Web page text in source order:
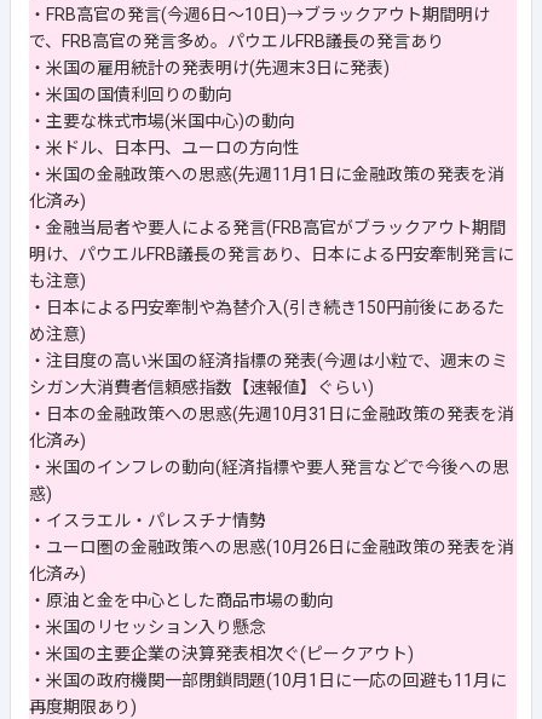
・FRB高官の発言(今週6日～10日)→ブラックアウト期間明け
で、FRB高官の発言多め。パウエルFRB議長の発言あり
・米国の雇用統計の発表明け(先週末3日に発表)
・米国の国債利回りの動向
・主要な株式市場(米国中心)の動向
・米ドル、日本円、ユーロの方向性
・米国の金融政策への思惑(先週11月1日に金融政策の発表を消
化済み)
・金融当局者や要人による発言(FRB高官がブラックアウト期間
明け、パウエルFRB議長の発言あり、日本による円安牽制発言に
も注意)
・日本による円安牽制や為替介入(引き続き150円前後にあるた
め注意)
・注目度の高い米国の経済指標の発表(今週は小粒で、週末のミ
シガン大消費者信頼感指数【速報値】ぐらい)
・日本の金融政策への思惑(先週10月31日に金融政策の発表を消
化済み)
・米国のインフレの動向(経済指標や要人発言などで今後への思
惑)
・イスラエル・パレスチナ情勢
・ユーロ圏の金融政策への思惑(10月26日に金融政策の発表を消
化済み)
・原油と金を中心とした商品市場の動向
・米国のリセッション入り懸念
・米国の主要企業の決算発表相次ぐ(ピークアウト)
・米国の政府機関一部閉鎖問題(10月1日に一応の回避も11月に
再度期限あり)